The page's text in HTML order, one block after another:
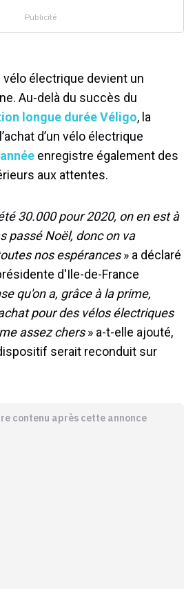
vélo électrique devient un
Au-delà du succès du
longue durée Véligo, la
d’un vélo électrique
enregistre également des
aux attentes.
30.000 pour 2020, on en est à
passé Noël, donc on va
nos espérances» a déclaré
d'Ile-de-France
qu'on a, grâce à la prime,
pour des vélos électriques
assez chers» a-t-elle ajouté,
serait reconduit sur
contenu après cette annonce